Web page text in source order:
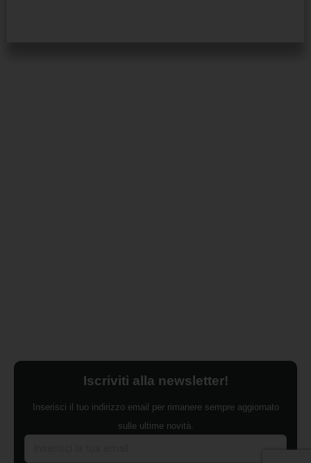
Iscriviti alla newsletter!
Inserisci il tuo indirizzo email per rimanere sempre aggiornato
sulle ultime novità.